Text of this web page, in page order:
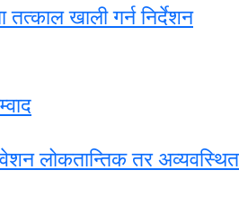
खाली गर्न निर्देशन
लोकतान्तिक तर अव्यवस्थित